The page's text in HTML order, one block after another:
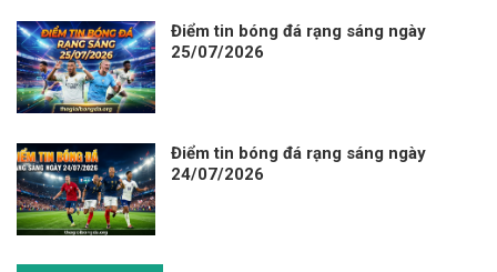
Điểm tin bóng đá rạng sáng ngày
25/07/2026
Điểm tin bóng đá rạng sáng ngày
24/07/2026